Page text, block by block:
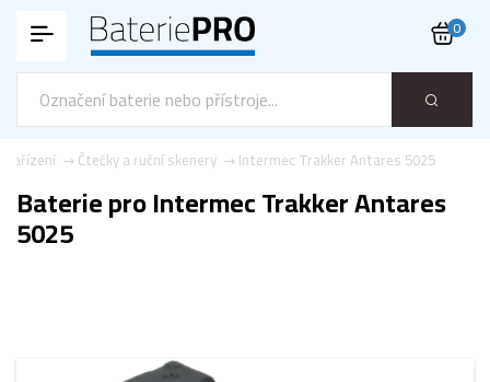
0
Intermec Trakker Antares 5025
Čtečky a ruční skenery
zařízení
Baterie pro Intermec Trakker Antares
5025